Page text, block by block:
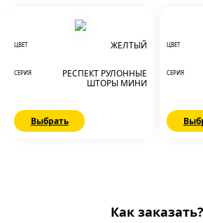
ЦВЕТ ЖЕЛТЫЙ
СЕРИЯ
РЕСПЕКТ РУЛОННЫЕ
ШТОРЫ МИНИ
Выбрать
ЦВЕТ
СЕРИЯ
Как заказать?